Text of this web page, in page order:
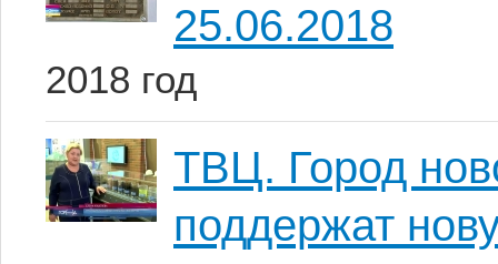
25.06.2018
2018 год
ТВЦ. Город
поддержат